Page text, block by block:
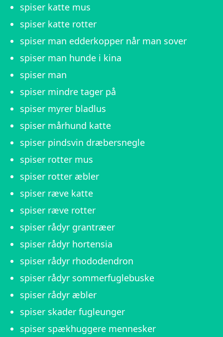
spiser katte mus
spiser katte rotter
spiser man edderkopper når man sover
spiser man hunde i kina
spiser man
spiser mindre tager på
spiser myrer bladlus
spiser mårhund katte
spiser pindsvin dræbersnegle
spiser rotter mus
spiser rotter æbler
spiser ræve katte
spiser ræve rotter
spiser rådyr grantræer
spiser rådyr hortensia
spiser rådyr rhododendron
spiser rådyr sommerfuglebuske
spiser rådyr æbler
spiser skader fugleunger
spiser spækhuggere mennesker